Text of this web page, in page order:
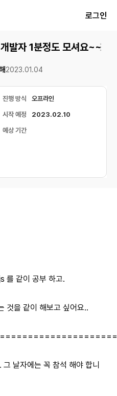
로그인
발자 1분정도 모셔요~~
2023.01.04
진행 방식 오프라인
시작 예정 2023.02.10
예상 기간
를 같이 공부 하고.
것을 같이 해보고 싶어요..
날자에는 꼭 참석 해야 합니